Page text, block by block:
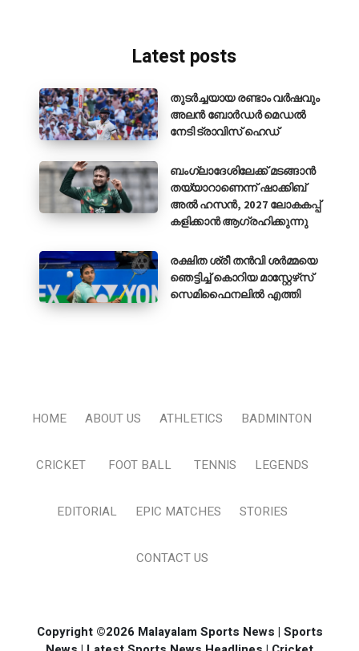
Latest posts
തുടർച്ചയായ രണ്ടാം വർഷവും
അലൻ ബോർഡർ മെഡൽ
നേടി ട്രാവിസ് ഹെഡ്
ബംഗ്ലാദേശിലേക്ക് മടങ്ങാൻ
തയ്യാറാണെന്ന് ഷാക്കിബ്
അൽ ഹസൻ, 2027 ലോകകപ്പ്
കളിക്കാൻ ആഗ്രഹിക്കുന്നു
രക്ഷിത ശ്രീ തൻവി ശർമ്മയെ
ഞെട്ടിച്ച് കൊറിയ മാസ്റ്റേഴ്‌സ്
സെമിഫൈനലിൽ എത്തി
HOME ABOUT US ATHLETICS BADMINTON
CRICKET FOOT BALL TENNIS LEGENDS
EDITORIAL EPIC MATCHES STORIES
CONTACT US
Copyright ©2026 Malayalam Sports News | Sports